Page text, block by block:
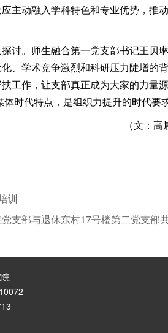
应主动融入学科特色和专业优势，推
讨。师生融合第一党支部书记王贝
、学术竞争激烈和科研压力陡增的
工作，让支部真正成为大家的力量
时代特点，是组织力提升的时代要求
（文：
训
支部与退休东村17号楼第二党支部